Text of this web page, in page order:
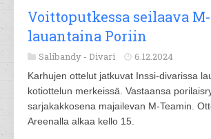
Voittoputkessa seilaava
lauantaina Poriin
Salibandy - Divari 6.12.2024
Karhujen ottelut jatkuvat Inssi-divarissa
kotiottelun merkeissä. Vastaansa
sarjakakkosena majailevan M-Teamin.
Areenalla alkaa kello 15.